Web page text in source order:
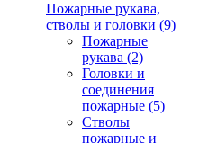
Пожарные рукава,
стволы и головки (9)
Пожарные
рукава (2)
Головки и
соединения
пожарные (5)
Стволы
пожарные и